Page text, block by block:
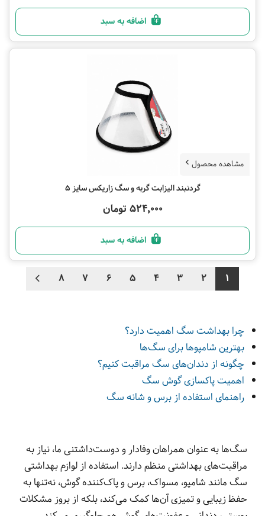
اضافه به سبد
مشاهده محصول
گردنبند الیزابت گربه و سگ زاریکس سایز 5
524,000 تومان
اضافه به سبد
1
2
3
4
5
6
7
8
چرا بهداشت سگ اهمیت دارد؟
بهترین شامپوها برای سگ‌ها
چگونه از دندان‌های سگ مراقبت کنیم؟
اهمیت پاکسازی گوش سگ
راهنمای استفاده از برس و شانه سگ
سگ‌ها به عنوان همراهان وفادار و دوست‌داشتنی ما، نیاز به
مراقبت‌های بهداشتی منظم دارند. استفاده از لوازم بهداشتی
سگ مانند شامپو، مسواک، برس و پاک‌کننده گوش، نه‌تنها به
حفظ زیبایی و تمیزی آن‌ها کمک می‌کند، بلکه از بروز مشکلات